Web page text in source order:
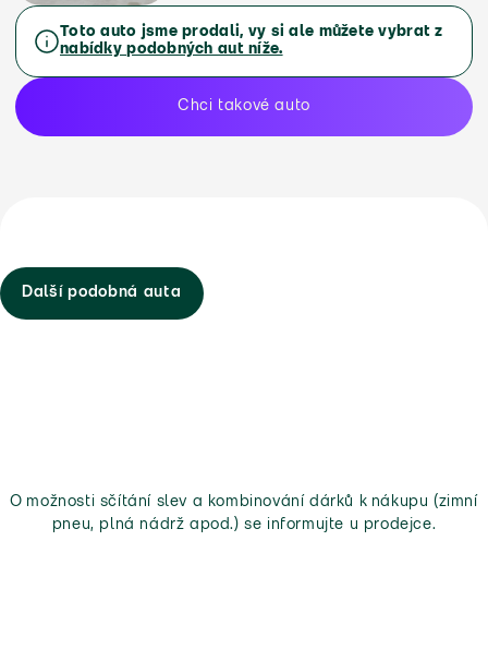
Toto auto jsme prodali, vy si ale můžete vybrat z
nabídky podobných aut níže.
Chci takové auto
Další podobná auta
O možnosti sčítání slev a kombinování dárků k nákupu (zimní
pneu, plná nádrž apod.) se informujte u prodejce.